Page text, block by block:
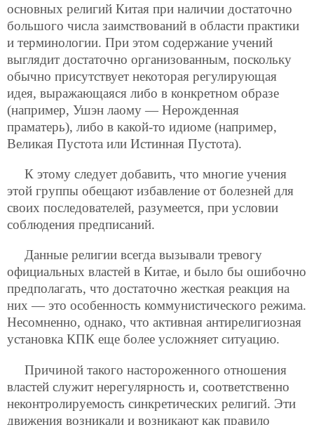
основных религий Китая при наличии достаточно
большого числа заимствований в области практики
и терминологии. При этом содержание учений
выглядит достаточно организованным, поскольку
обычно присутствует некоторая регулирующая
идея, выражающаяся либо в конкретном образе
(например, Ушэн лаому — Нерожденная
праматерь), либо в какой-то идиоме (например,
Великая Пустота или Истинная Пустота).
К этому следует добавить, что многие учения
этой группы обещают избавление от болезней для
своих последователей, разумеется, при условии
соблюдения предписаний.
Данные религии всегда вызывали тревогу
официальных властей в Китае, и было бы ошибочно
предполагать, что достаточно жесткая реакция на
них — это особенность коммунистического режима.
Несомненно, однако, что активная антирелигиозная
установка КПК еще более усложняет ситуацию.
Причиной такого настороженного отношения
властей служит нерегулярность и, соответственно
неконтролируемость синкретических религий. Эти
движения возникали и возникают как правило